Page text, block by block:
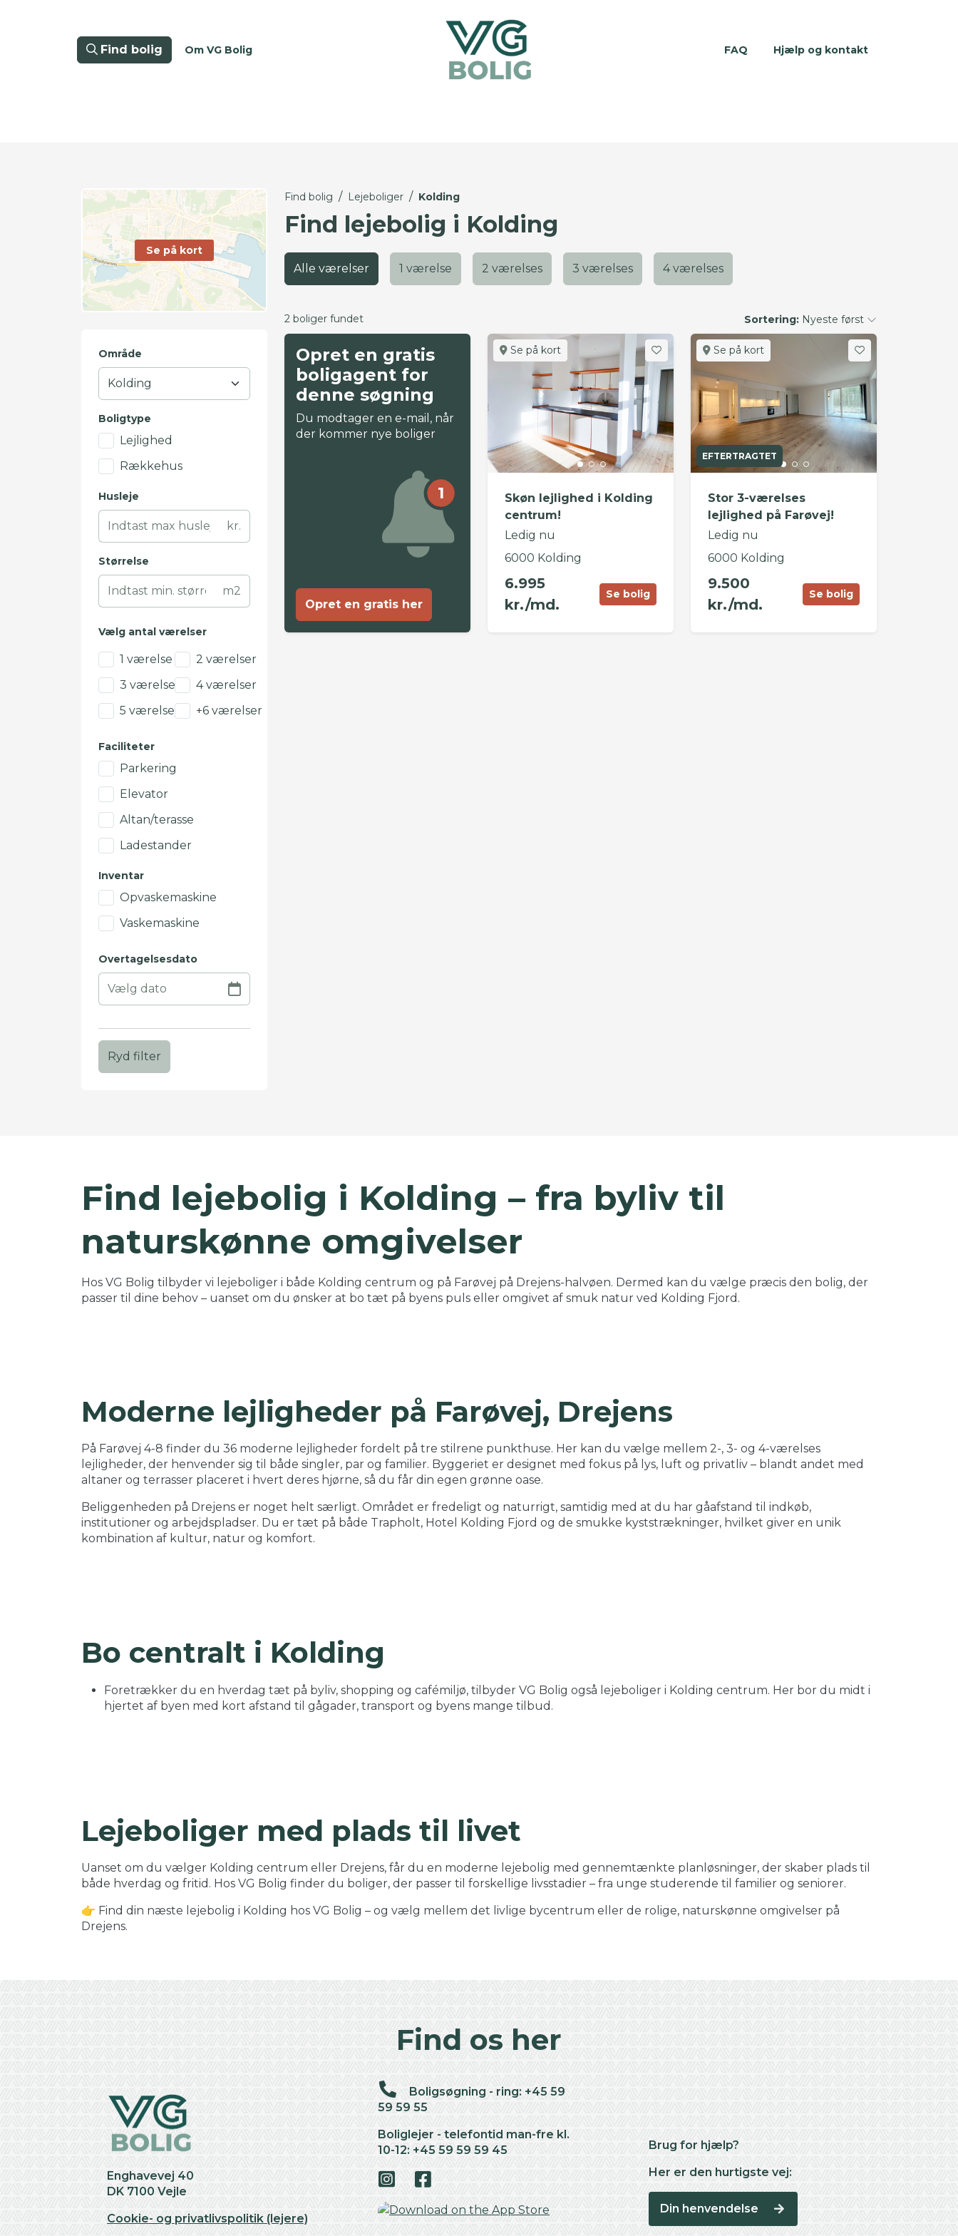
Find bolig Om VG Bolig FAQ Hjælp og kontakt
Se på kort
Område
Boligtype
Lejlighed
Rækkehus
Husleje
kr.
Størrelse
m2
Vælg antal værelser
1 værelse
2 værelser
3 værelser
4 værelser
5 værelser
+6 værelser
Faciliteter
Parkering
Elevator
Altan/terasse
Ladestander
Inventar
Opvaskemaskine
Vaskemaskine
Overtagelsesdato
Ryd filter
Find bolig / Lejeboliger / Kolding
Find lejebolig i Kolding
Alle værelser 1 værelse 2 værelses 3 værelses 4 værelses
2 boliger fundet Sortering: Nyeste først
Opret en gratis
boligagent for
denne søgning
Du modtager en e-mail, når
der kommer nye boliger
1
Opret en gratis her
Se på kort
Skøn lejlighed i Kolding
centrum!
Ledig nu
6000 Kolding
6.995
kr./md.
Se bolig
Se på kort
EFTERTRAGTET
Stor 3-værelses
lejlighed på Farøvej!
Ledig nu
6000 Kolding
9.500
kr./md.
Se bolig
Find lejebolig i Kolding – fra byliv til
naturskønne omgivelser
Hos VG Bolig tilbyder vi lejeboliger i både Kolding centrum og på Farøvej på Drejens-halvøen. Dermed kan du vælge præcis den bolig, der
passer til dine behov – uanset om du ønsker at bo tæt på byens puls eller omgivet af smuk natur ved Kolding Fjord.
Moderne lejligheder på Farøvej, Drejens
På Farøvej 4-8 finder du 36 moderne lejligheder fordelt på tre stilrene punkthuse. Her kan du vælge mellem 2-, 3- og 4-værelses
lejligheder, der henvender sig til både singler, par og familier. Byggeriet er designet med fokus på lys, luft og privatliv – blandt andet med
altaner og terrasser placeret i hvert deres hjørne, så du får din egen grønne oase.
Beliggenheden på Drejens er noget helt særligt. Området er fredeligt og naturrigt, samtidig med at du har gåafstand til indkøb,
institutioner og arbejdspladser. Du er tæt på både Trapholt, Hotel Kolding Fjord og de smukke kyststrækninger, hvilket giver en unik
kombination af kultur, natur og komfort.
Bo centralt i Kolding
Foretrækker du en hverdag tæt på byliv, shopping og cafémiljø, tilbyder VG Bolig også lejeboliger i Kolding centrum. Her bor du midt i
hjertet af byen med kort afstand til gågader, transport og byens mange tilbud.
Lejeboliger med plads til livet
Uanset om du vælger Kolding centrum eller Drejens, får du en moderne lejebolig med gennemtænkte planløsninger, der skaber plads til
både hverdag og fritid. Hos VG Bolig finder du boliger, der passer til forskellige livsstadier – fra unge studerende til familier og seniorer.
👉 Find din næste lejebolig i Kolding hos VG Bolig – og vælg mellem det livlige bycentrum eller de rolige, naturskønne omgivelser på
Drejens.
Find os her
Enghavevej 40
DK 7100 Vejle
Cookie- og privatlivspolitik (lejere)
Boligsøgning - ring: +45 59
59 59 55
Boliglejer - telefontid man-fre kl.
10-12: +45 59 59 59 45
Brug for hjælp?
Her er den hurtigste vej:
Din henvendelse